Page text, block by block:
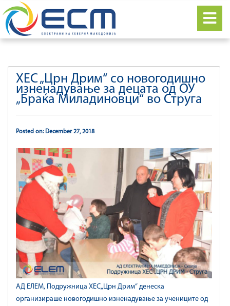
ХЕС „Црн Дрим“ со новогодишно
изненадување за децата од ОУ
„Браќа Миладиновци“ во Струга
Posted on: December 27, 2018
АД ЕЛЕМ, Подружница ХЕС„Црн Дрим“ денеска
организираше новогодишно изненадување за учениците од